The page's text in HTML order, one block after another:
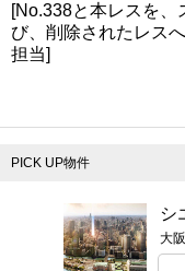
[No.338と本レスを、
び、削除されたレス
担当]
PICK UP物件
シ